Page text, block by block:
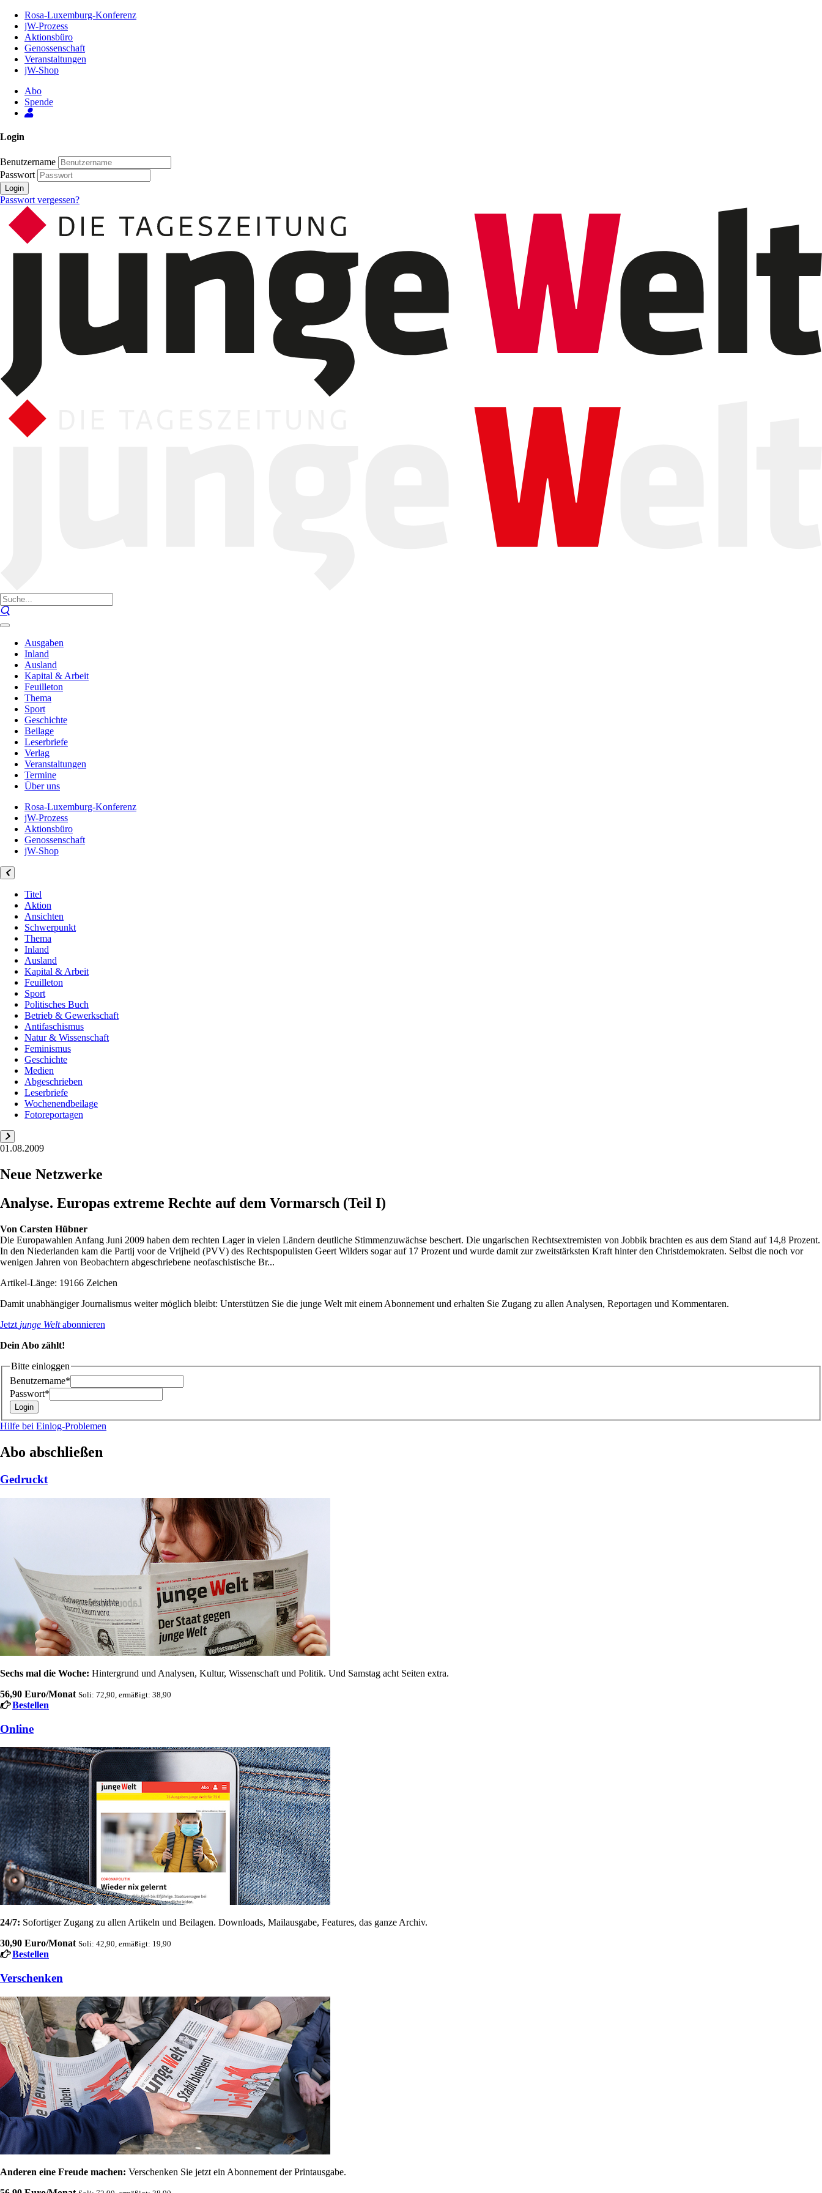
Inhalt
Seite
Rosa-Luxemburg-Konferenz
jW-Prozess
Aktionsbüro
Genossenschaft
Veranstaltungen
jW-Shop
Abo
Spende
Login
Benutzername
Passwort
Login
Passwort vergessen?
Ausgaben
Inland
Ausland
Kapital & Arbeit
Feuilleton
Thema
Sport
Geschichte
Beilage
Leserbriefe
Verlag
Veranstaltungen
Termine
Über uns
Rosa-Luxemburg-Konferenz
jW-Prozess
Aktionsbüro
Genossenschaft
jW-Shop
Titel
Aktion
Ansichten
Schwerpunkt
Thema
Inland
Ausland
Kapital & Arbeit
Feuilleton
Sport
Politisches Buch
Betrieb & Gewerkschaft
Antifaschismus
Natur & Wissenschaft
Feminismus
Geschichte
Medien
Abgeschrieben
Leserbriefe
Wochenendbeilage
Fotoreportagen
01.08.2009
Neue Netzwerke
Analyse. Europas extreme Rechte auf dem Vormarsch (Teil I)
Von Carsten Hübner
Die Europawahlen Anfang Juni 2009 haben dem rechten Lager in vielen Ländern deutliche Stimmenzuwächse beschert. Die ungarischen Rechtsextremisten von Jobbik brachten es aus dem Stand auf 14,8 Prozent.
In den Niederlanden kam die Partij voor de Vrijheid (PVV) des Rechtspopulisten Geert Wilders sogar auf 17 Prozent und wurde damit zur zweitstärksten Kraft hinter den Christdemokraten. Selbst die noch vor
wenigen Jahren von Beobachtern abgeschriebene neofaschistische Br...
Artikel-Länge: 19166 Zeichen
Damit unabhängiger Journalismus weiter möglich bleibt: Unterstützen Sie die junge Welt mit einem Abonnement und erhalten Sie Zugang zu allen Analysen, Reportagen und Kommentaren.
Jetzt junge Weltabonnieren
Dein Abo zählt!
Bitte einloggen
Benutzername*
Passwort*
Hilfe bei Einlog-Problemen
Abo abschließen
Gedruckt
Sechs mal die Woche: Hintergrund und Analysen, Kultur, Wissenschaft und Politik. Und Samstag acht Seiten extra.
56,90 Euro/Monat Soli: 72,90, ermäßigt: 38,90
Bestellen
Online
24/7: Sofortiger Zugang zu allen Artikeln und Beilagen. Downloads, Mailausgabe, Features, das ganze Archiv.
30,90 Euro/Monat Soli: 42,90, ermäßigt: 19,90
Bestellen
Verschenken
Anderen eine Freude machen: Verschenken Sie jetzt ein Abonnement der Printausgabe.